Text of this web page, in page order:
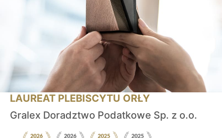
LAUREAT PLEBISCYTU ORŁY
Gralex Doradztwo Podatkowe Sp. z o.o.